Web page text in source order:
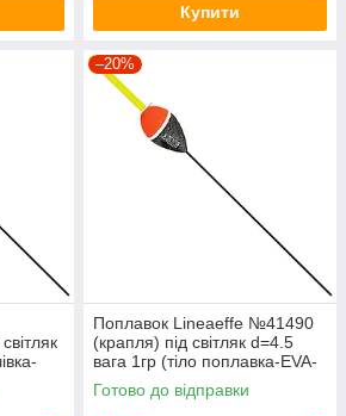
Купити
–20%
Поплавок Lineaeffe №41490
(крапля) під світляк d=4.5
вага 1гр (тіло поплавка-EVA-
не ламається) 4149010
Готово до відправки